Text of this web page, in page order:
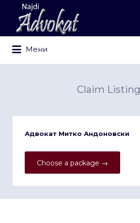
Search
for:
Мени
for:
Claim Listing
Адвокат Митко Андоновски